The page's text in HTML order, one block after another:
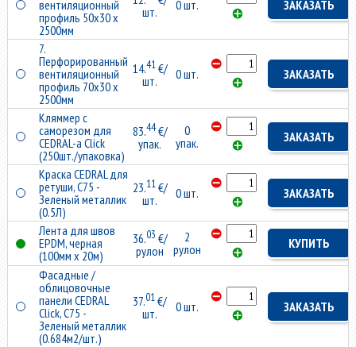
вентиляционный
профиль 50x30 x
2500мм
шт.
0 шт. ЗАКАЗАТЬ
7.
Перфорированный
вентиляционный
профиль 70x30 x
2500мм
14.41€/
шт.
0 шт. ЗАКАЗАТЬ
Кляммер с
саморезом для
CEDRAL-а Click
(250шт./упаковка)
83.44€/
упак.
0
упак.
ЗАКАЗАТЬ
Краска CEDRAL для
ретуши, C75 -
Зеленый металлик
(0.5Л)
23.11€/
шт.
0 шт. ЗАКАЗАТЬ
Лента для швов
EPDM, черная
(100мм x 20м)
36.03 €/
рулон
2
рулон
КУПИТЬ
Фасадные /
облицовочные
панели CEDRAL
Click, C75 -
Зеленый металлик
(0.684м2/шт.)
37.01€/
шт.
0 шт. ЗАКАЗАТЬ